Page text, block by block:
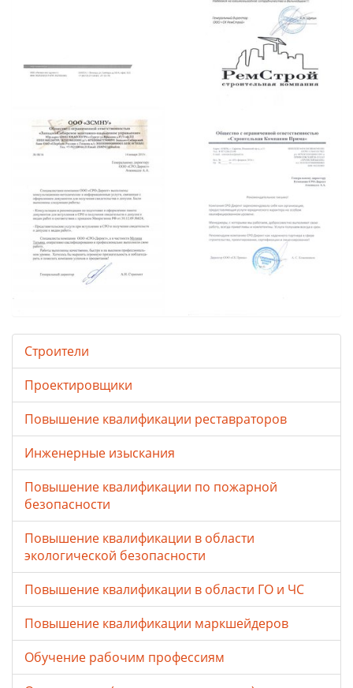
Строители
Проектировщики
Повышение квалификации реставраторов
Инженерные изыскания
Повышение квалификации по пожарной
безопасности
Повышение квалификации в области
экологической безопасности
Повышение квалификации в области ГО и ЧС
Повышение квалификации маркшейдеров
Обучение рабочим профессиям